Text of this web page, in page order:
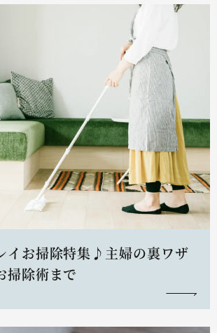
イお掃除特集♪主婦の裏ワザ
掃除術まで